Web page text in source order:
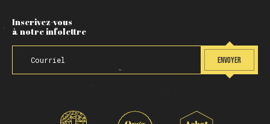
Inscrivez-vous
à notre infolettre
ENVOYER